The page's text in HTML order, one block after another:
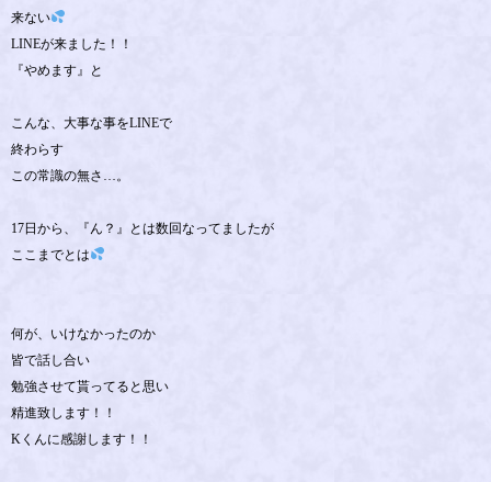
来ない
LINEが来ました！！
『やめます』と
こんな、大事な事をLINEで
終わらす
この常識の無さ…。
17日から、『ん？』とは数回なってましたが
ここまでとは
何が、いけなかったのか
皆で話し合い
勉強させて貰ってると思い
精進致します！！
Kくんに感謝します！！